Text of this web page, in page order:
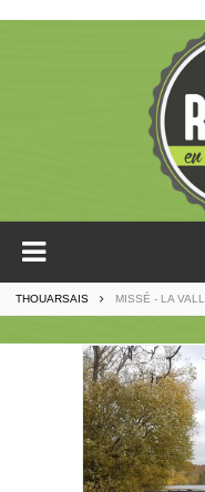
THOUARSAIS MISSÉ - LA